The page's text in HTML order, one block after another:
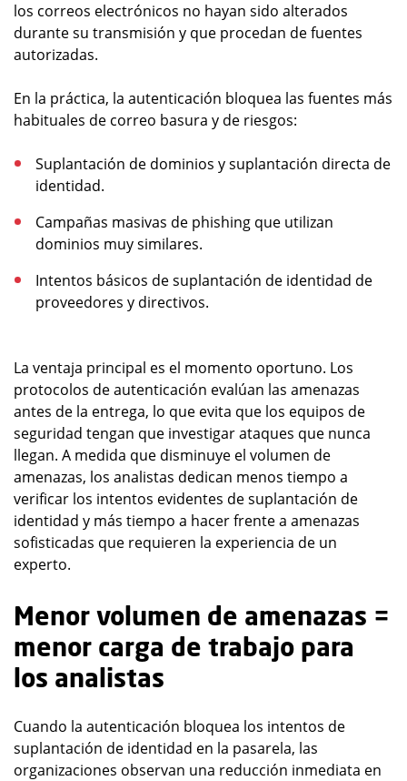
los correos electrónicos no hayan sido alterados
durante su transmisión y que procedan de fuentes
autorizadas.
En la práctica, la autenticación bloquea las fuentes más
habituales de correo basura y de riesgos:
Suplantación de dominios y suplantación directa de
identidad.
Campañas masivas de phishing que utilizan
dominios muy similares.
Intentos básicos de suplantación de identidad de
proveedores y directivos.
La ventaja principal es el momento oportuno. Los
protocolos de autenticación evalúan las amenazas
antes de la entrega, lo que evita que los equipos de
seguridad tengan que investigar ataques que nunca
llegan. A medida que disminuye el volumen de
amenazas, los analistas dedican menos tiempo a
verificar los intentos evidentes de suplantación de
identidad y más tiempo a hacer frente a amenazas
sofisticadas que requieren la experiencia de un
experto.
Menor volumen de amenazas =
menor carga de trabajo para
los analistas
Cuando la autenticación bloquea los intentos de
suplantación de identidad en la pasarela, las
organizaciones observan una reducción inmediata en